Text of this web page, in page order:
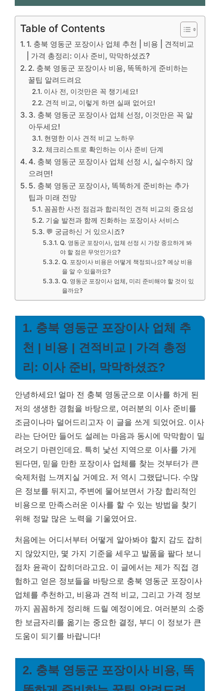
Table of Contents
1. 충북 영동군 포장이사 업체 추천 | 비용 | 견적비교
| 가격 총정리: 이사 준비, 막막하셨죠?
2. 충북 영동군 포장이사 비용, 똑똑하게 준비하는
꿀팁 알려드려요
이사 전, 이것만은 꼭 챙기세요!
견적 비교, 이렇게 하면 실패 없어요!
3. 충북 영동군 포장이사 업체 선정, 이것만은 꼭 알
아두세요!
현명한 이사 견적 비교 노하우
체크리스트로 확인하는 이사 준비 단계
4. 충북 영동군 포장이사 업체 선정 시, 실수하지 않
으려면!
5. 충북 영동군 포장이사, 똑똑하게 준비하는 추가
팁과 미래 전망
꼼꼼한 사전 점검과 합리적인 견적 비교의 중요성
기술 발전과 함께 진화하는 포장이사 서비스
💬 궁금하신 거 있으시죠?
Q. 영동군 포장이사, 업체 선정 시 가장 중요하게 봐
야 할 점은 무엇인가요?
Q. 포장이사 비용은 어떻게 책정되나요? 예상 비용
을 알 수 있을까요?
Q. 영동군 포장이사 업체, 미리 준비해야 할 것이 있
을까요?
1. 충북 영동군 포장이사 업체 추
천 | 비용 | 견적비교 | 가격 총정
리: 이사 준비, 막막하셨죠?
안녕하세요! 얼마 전 충북 영동군으로 이사를 하게 된
저의 생생한 경험을 바탕으로, 여러분의 이사 준비를
조금이나마 덜어드리고자 이 글을 쓰게 되었어요. 이사
라는 단어만 들어도 설레는 마음과 동시에 막막함이 밀
려오기 마련인데요. 특히 낯선 지역으로 이사를 가게
된다면, 믿을 만한 포장이사 업체를 찾는 것부터가 큰
숙제처럼 느껴지실 거예요. 저 역시 그랬답니다. 수많
은 정보를 뒤지고, 주변에 물어보면서 가장 합리적인
비용으로 만족스러운 이사를 할 수 있는 방법을 찾기
위해 정말 많은 노력을 기울였어요.
처음에는 어디서부터 어떻게 알아봐야 할지 감도 잡히
지 않았지만, 몇 가지 기준을 세우고 발품을 팔다 보니
점차 윤곽이 잡히더라고요. 이 글에서는 제가 직접 경
험하고 얻은 정보들을 바탕으로 충북 영동군 포장이사
업체를 추천하고, 비용과 견적 비교, 그리고 가격 정보
까지 꼼꼼하게 정리해 드릴 예정이에요. 여러분의 소중
한 보금자리를 옮기는 중요한 결정, 부디 이 정보가 큰
도움이 되기를 바랍니다!
2. 충북 영동군 포장이사 비용, 똑